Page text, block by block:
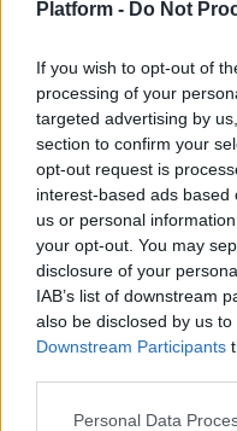
Platform - Do Not
If you wish to opt-out of
processing of your
targeted advertising by
section to confirm your
opt-out request is
interest-based ads
us or personal
your opt-out. You may
disclosure of your
IAB’s list of downstream
also be disclosed by us
Downstream Participants
Personal Data
BEING
Τι αποκαλύπτει
έχετε υπερβολικά
ανοιχτές
09.06.2026